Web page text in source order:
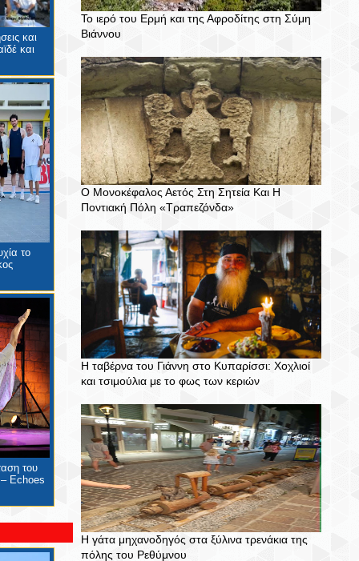
και
και
το
του
Echoes
Το ιερό του Ερμή και της Αφροδίτης στη Σύμη
Βιάννου
Ο Μονοκέφαλος Αετός Στη Σητεία Και Η
Ποντιακή Πόλη «Τραπεζόνδα»
Η ταβέρνα του Γιάννη στο Κυπαρίσσι: Χοχλιοί
και τσιμούλια με το φως των κεριών
Η γάτα μηχανοδηγός στα ξύλινα τρενάκια της
πόλης του Ρεθύμνου